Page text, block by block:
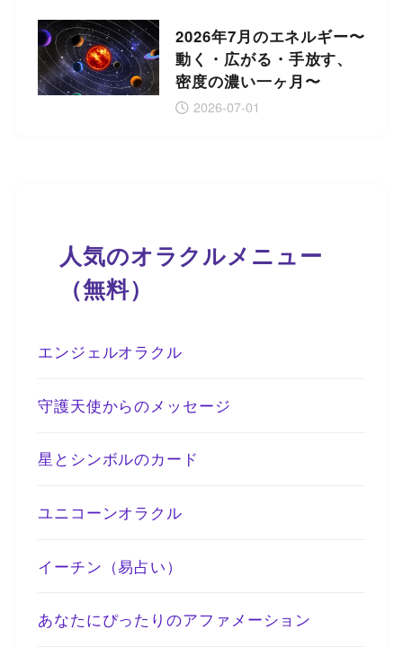
2026年7月のエネルギー〜
動く・広がる・手放す、
密度の濃い一ヶ月〜
2026-07-01
人気のオラクルメニュー
（無料）
エンジェルオラクル
守護天使からのメッセージ
星とシンボルのカード
ユニコーンオラクル
イーチン（易占い）
あなたにぴったりのアファメーション